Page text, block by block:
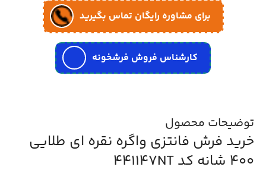
برای مشاوره رایگان تماس بگیرید
کارشناس فروش فرشخونه
توضیحات محصول
خرید فرش فانتزی واگره نقره ای طلایی
400 شانه کد 441147NT